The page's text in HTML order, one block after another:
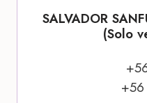
SALVADOR
(Solo